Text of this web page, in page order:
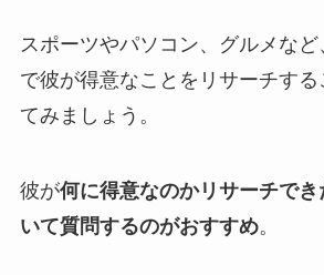
スポーツやパソコン、グルメな
で彼が得意なことをリサーチす
てみましょう。
彼が何に得意なのかリサーチで
いて質問するのがおすすめ。